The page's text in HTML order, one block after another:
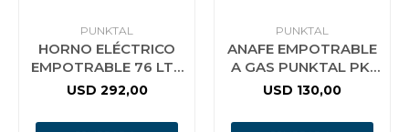
PUNKTAL
HORNO ELÉCTRICO
EMPOTRABLE 76 LTS
PUKTAL
USD 292,00
PUNKTAL
ANAFE EMPOTRABLE
A GAS PUNKTAL PK-
AG940
USD 130,00